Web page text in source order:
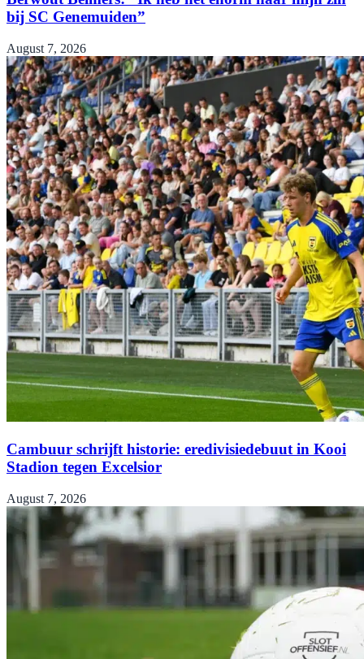
bij SC Genemuiden”
August 7, 2026
Cambuur schrijft historie: eredivisiedebuut in Kooi
Stadion tegen Excelsior
August 7, 2026